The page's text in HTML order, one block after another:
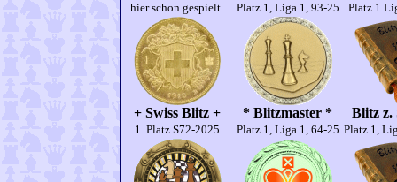
hier schon gespielt. Platz 1, Liga 1, 93-25 Platz 1
+ Swiss Blitz +
1. Platz S72-2025
* Blitzmaster *
Platz 1, Liga 1, 64-25
Blitz z.
Platz 1,